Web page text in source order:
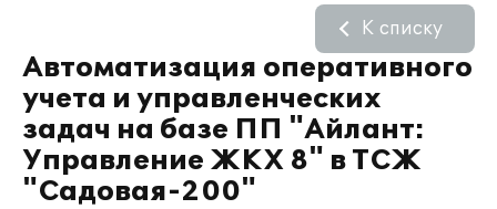
Автоматизация оперативного
учета и управленческих
задач на базе ПП "Айлант:
Управление ЖКХ 8" в ТСЖ
"Садовая-200"
К списку